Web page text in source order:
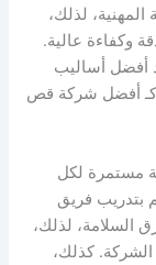
المهنية، لذلك،
وكفاءة عالية.
أفضل أساليب
كـ أفضل شركة قص
مستمرة لكل
بتدريب فريق
السلامة، لذلك،
الشركة. كذلك،